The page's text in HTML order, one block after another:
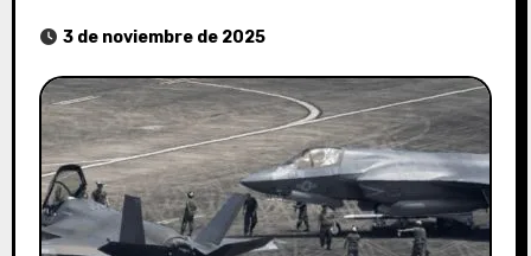
3 de noviembre de 2025